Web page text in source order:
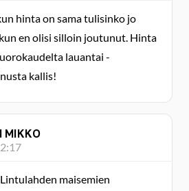
hinta on sama tulisinko jo
en olisi silloin joutunut. Hinta
lauantai -
kallis!
MIKKO
maisemien